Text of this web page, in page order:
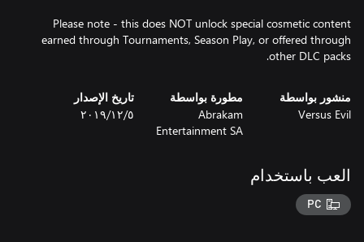
Please note - this does NOT unlock special cosmetic content
earned through Tournaments, Season Play, or offered through
other DLC packs.
منشور بواسطة
Versus Evil
مطورة بواسطة
Abrakam
Entertainment SA
تاريخ الإصدار
٥‏/١٢‏/٢٠١٩
العب باستخدام
PC